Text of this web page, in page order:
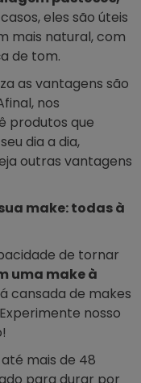
eles são úteis
mais natural, com
de tom.
as vantagens são
nos
produtos que
dia a dia,
outras vantagens
make: todas à
de tornar
uma make à
cansada de makes
nosso
mais de 48
para durar por